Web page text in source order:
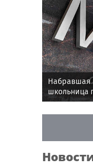
Набравшая
школьница